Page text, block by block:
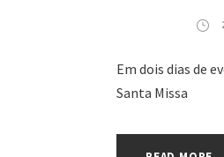
Em dois dias de
Santa Missa